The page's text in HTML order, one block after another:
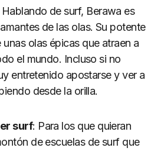
Hablando de surf, Berawa es
de las olas. Su potente
olas épicas que atraen a
el mundo. Incluso si no
entretenido apostarse y ver a
desde la orilla.
surf: Para los que quieran
de escuelas de surf que